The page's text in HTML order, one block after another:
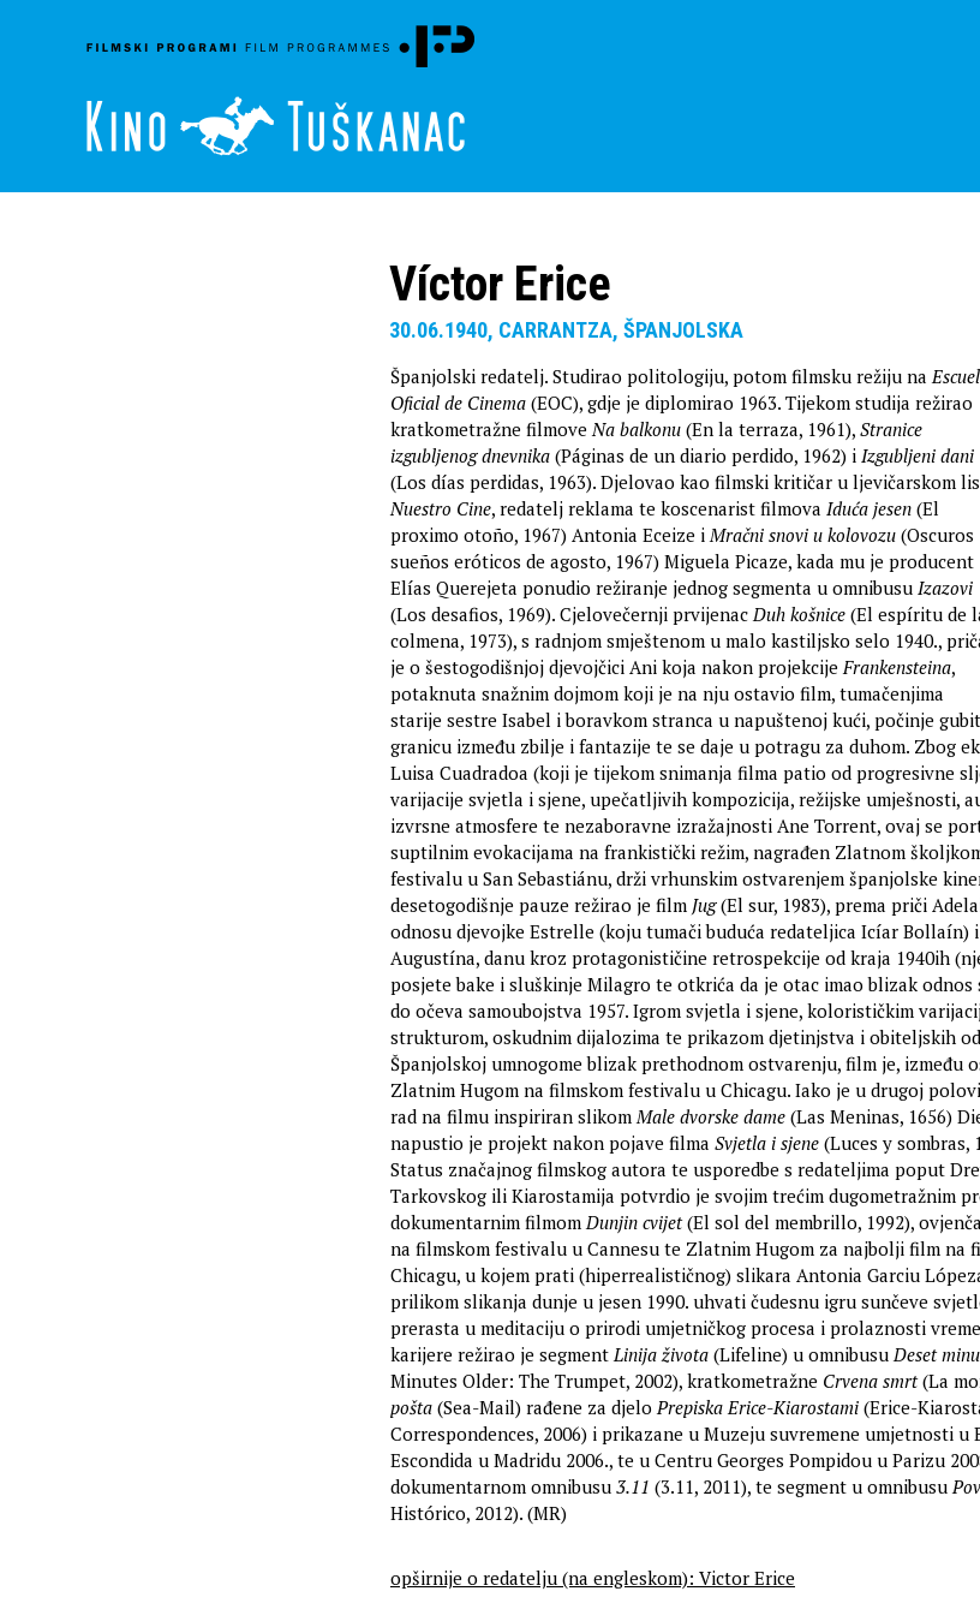
Víctor Erice
30.06.1940, CARRANTZA, ŠPANJOLSKA
Španjolski redatelj. Studirao politologiju, potom filmsku režiju na
Oficial de Cinema (EOC), gdje je diplomirao 1963. Tijekom studija režirao
kratkometražne filmoveNa balkonu (En la terraza, 1961), Stranice
izgubljenog dnevnika (Páginas de un diario perdido, 1962) i Izgubljeni dani
(Los días perdidas, 1963). Djelovao kao filmski kritičar u ljevičarskom
Nuestro Cine, redatelj reklama te koscenarist filmova Iduća jesen (El
proximo otoño, 1967) Antonia Eceize iMračni snovi u kolovozu (Oscuros
sueños eróticos de agosto, 1967) Miguela Picaze, kada mu je producent
Elías Querejeta ponudio režiranje jednog segmenta u omnibusu Izazovi
(Los desafios, 1969). Cjelovečernji prvijenacDuh košnice (El espíritu de
colmena, 1973), s radnjom smještenom u malo kastiljsko selo 1940.,
je o šestogodišnjoj djevojčici Ani koja nakon projekcijeFrankensteina,
potaknuta snažnim dojmom koji je na nju ostavio film, tumačenjima
starije sestre Isabel i boravkom stranca u napuštenoj kući, počinje
granicu između zbilje i fantazije te se daje u potragu za duhom. Zbog
Luisa Cuadradoa (koji je tijekom snimanja filma patio od progresivne
varijacije svjetla i sjene, upečatljivih kompozicija, režijske umješnosti,
izvrsne atmosfere te nezaboravne izražajnosti Ane Torrent, ovaj se
suptilnim evokacijama na frankistički režim, nagrađen Zlatnom
festivalu u San Sebastiánu, drži vrhunskim ostvarenjem španjolske
desetogodišnje pauze režirao je film Jug(El sur, 1983), prema priči
odnosu djevojke Estrelle (koju tumači buduća redateljica Icíar Bollaín)
Augustína, danu kroz protagonističine retrospekcije od kraja 1940ih
posjete bake i sluškinje Milagro te otkrića da je otac imao blizak odnos
do očeva samoubojstva 1957. Igrom svjetla i sjene, kolorističkim
strukturom, oskudnim dijalozima te prikazom djetinjstva i obiteljskih
Španjolskoj umnogome blizak prethodnom ostvarenju, film je, između
Zlatnim Hugom na filmskom festivalu u Chicagu. Iako je u drugoj
rad na filmu inspiriran slikomMale dvorske dame (Las Meninas, 1656)
napustio je projekt nakon pojave filma Svjetla i sjene (Luces y sombras,
Status značajnog filmskog autora te usporedbe s redateljima poput
Tarkovskog ili Kiarostamija potvrdio je svojim trećim dugometražnim
dokumentarnim filmomDunjin cvijet(El sol del membrillo, 1992),
na filmskom festivalu u Cannesu te Zlatnim Hugom za najbolji film na
Chicagu, u kojem prati (hiperrealističnog) slikara Antonia Garciu
prilikom slikanja dunje u jesen 1990. uhvati čudesnu igru sunčeve
prerasta u meditaciju o prirodi umjetničkog procesa i prolaznosti
karijere režirao je segmentLinija života (Lifeline) u omnibusuDeset
Minutes Older: The Trumpet, 2002), kratkometražne Crvena smrt(La
pošta (Sea-Mail) rađene za djeloPrepiska Erice-Kiarostami (Erice-
Correspondences, 2006) i prikazane u Muzeju suvremene umjetnosti u
Escondida u Madridu 2006., te u Centru Georges Pompidou u Parizu
dokumentarnom omnibusu 3.11 (3.11, 2011), te segment u omnibusu
Histórico, 2012). (MR)
opširnije o redatelju (na engleskom): Victor Erice